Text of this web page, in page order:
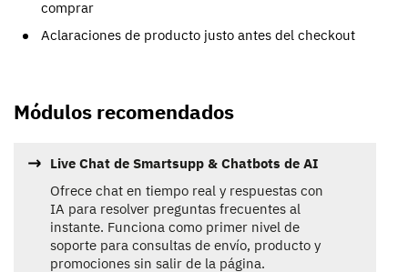
comprar
Aclaraciones de producto justo antes del checkout
Módulos recomendados
Live Chat de Smartsupp & Chatbots de AI
Ofrece chat en tiempo real y respuestas con
IA para resolver preguntas frecuentes al
instante. Funciona como primer nivel de
soporte para consultas de envío, producto y
promociones sin salir de la página.